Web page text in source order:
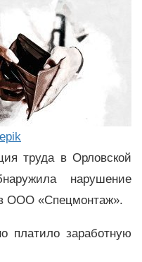
труда в Орловской
нарушение
в ООО «Спецмонтаж».
платило заработную